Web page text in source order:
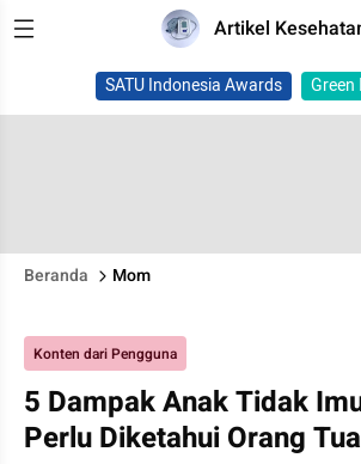
Artikel
SATU Indonesia Awards
Beranda Mom
Konten dari Pengguna
5 Dampak Anak Tidak
Perlu Diketahui Orang Tua